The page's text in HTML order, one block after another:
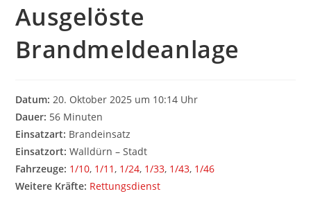
Ausgelöste
Brandmeldeanlage
Datum: 20. Oktober 2025 um 10:14 Uhr
Dauer: 56 Minuten
Einsatzart: Brandeinsatz
Einsatzort: Walldürn – Stadt
Fahrzeuge: 1/10, 1/11, 1/24, 1/33, 1/43, 1/46
Weitere Kräfte: Rettungsdienst